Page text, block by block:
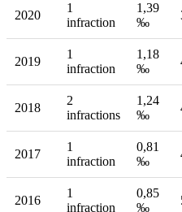
2020
1
infraction
1,39
‰
2019
1
infraction
1,18
‰
2018
2
infractions
1,24
‰
2017
1
infraction
0,81
‰
2016
1
infraction
0,85
‰